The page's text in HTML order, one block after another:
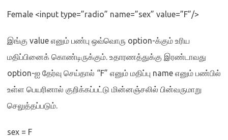
Female <input type=”radio” name=”sex” value=”F”/>
இங்கு value எனும் பண்பு ஒவ்வொரு option-க்கும் உரிய
மதிப்பினைக் கொண்டிருக்கும். உதாரணத்துக்கு இரண்டாவது
option-ஐ தேர்வு செய்தால் “F” எனும் மதிப்பு name எனும் பண்பில்
உள்ள பெயரினால் குறிக்கப்பட்டு மின்னஞ்சலில் பின்வருமாறு
செலுத்தப்படும்.
sex = F